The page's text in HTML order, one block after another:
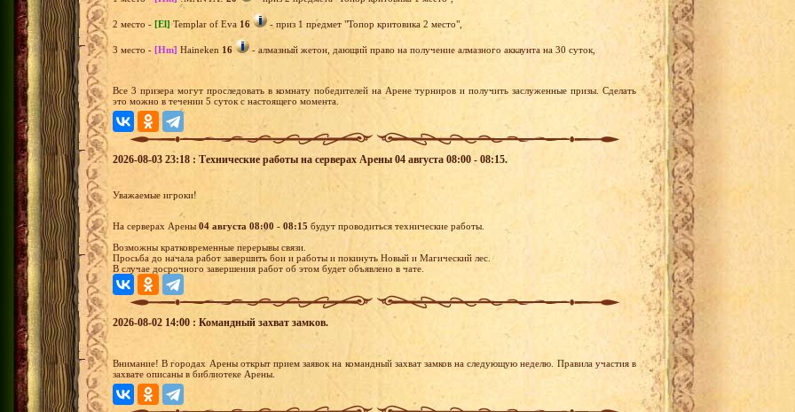
2 место - [El] Templar of Eva 16 - приз 1 предмет "Топор критовика 2 место",
3 место - [Hm] Haineken 16 - алмазный жетон, дающий право на получение алмазного аккаунта на 30 суток,
Все 3 призера могут проследовать в комнату победителей на Арене турниров и получить заслуженные призы. Сделать
это можно в течении 5 суток с настоящего момента.
2026-08-03 23:18 : Технические работы на серверах Арены 04 августа 08:00 - 08:15.
Уважаемые игроки!
На серверах Арены 04 августа 08:00 - 08:15 будут проводиться технические работы.
Возможны кратковременные перерывы связи.
Просьба до начала работ завершить бои и работы и покинуть Новый и Магический лес.
В случае досрочного завершения работ об этом будет объявлено в чате.
2026-08-02 14:00 : Командный захват замков.
Внимание! В городах Арены открыт прием заявок на командный захват замков на следующую неделю. Правила участия в
захвате описаны в библиотеке Арены.